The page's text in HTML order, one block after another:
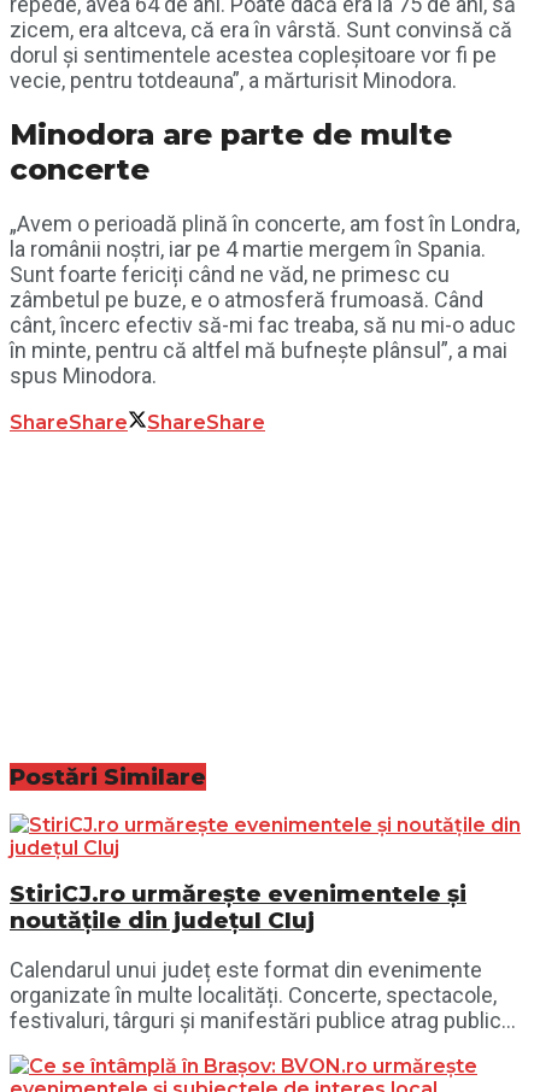
zicem, era altceva, că era în vârstă. Sunt convinsă că
dorul și sentimentele acestea copleșitoare vor fi pe
vecie, pentru totdeauna”, a mărturisit Minodora.
Minodora are parte de multe
concerte
„Avem o perioadă plină în concerte, am fost în Londra,
la românii noștri, iar pe 4 martie mergem în Spania.
Sunt foarte fericiți când ne văd, ne primesc cu
zâmbetul pe buze, e o atmosferă frumoasă. Când
cânt, încerc efectiv să-mi fac treaba, să nu mi-o aduc
în minte, pentru că altfel mă bufnește plânsul”, a mai
spus Minodora.
ShareShare ShareShare
Postări Similare
StiriCJ.ro urmărește evenimentele și
noutățile din județul Cluj
Calendarul unui județ este format din evenimente
organizate în multe localități. Concerte, spectacole,
festivaluri, târguri și manifestări publice atrag public...